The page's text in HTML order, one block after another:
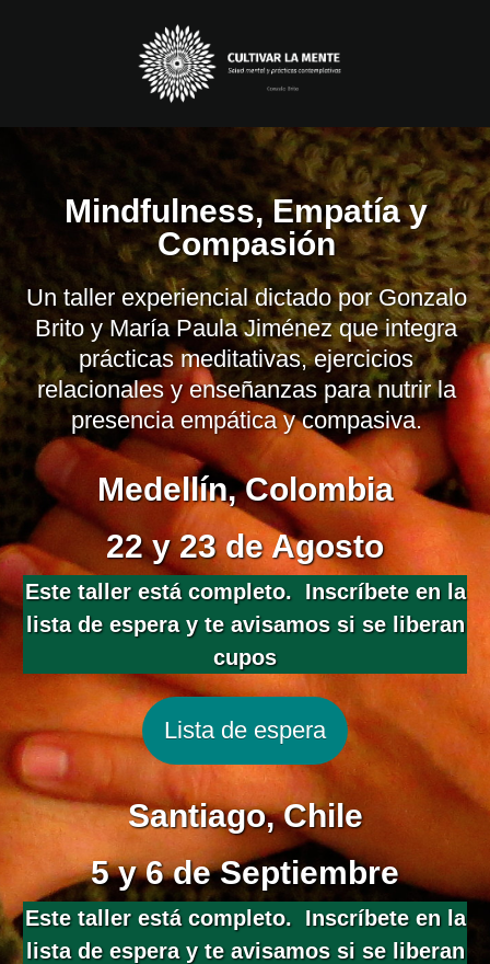
Mindfulness, Empatía y
Compasión
Un taller experiencial dictado por Gonzalo
Brito y María Paula Jiménez que integra
prácticas meditativas, ejercicios
relacionales y enseñanzas para nutrir la
presencia empática y compasiva.
Medellín, Colombia
22 y 23 de Agosto
Este taller está completo. Inscríbete en la
lista de espera y te avisamos si se liberan
cupos
Lista de espera
Santiago, Chile
5 y 6 de Septiembre
Este taller está completo. Inscríbete en la
lista de espera y te avisamos si se liberan